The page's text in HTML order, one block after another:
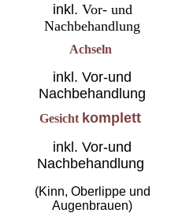
inkl. Vor- und
Nachbehandlung
Achseln
inkl. Vor-und
Nachbehandlung
Gesicht komplett
inkl. Vor-und
Nachbehandlung
(Kinn, Oberlippe und
Augenbrauen)